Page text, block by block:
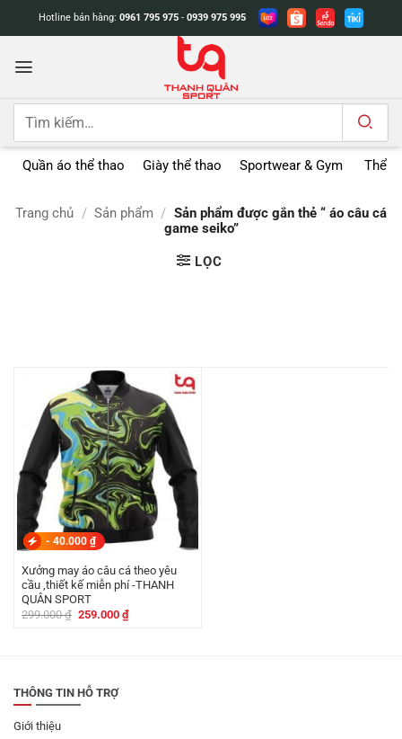
dung
Hotline bán hàng: 0961 795 975 - 0939 975 995
Tìm
Quần áo thể thao Giày thể thao Sportwear & Gym Thể
Trang chủ / Sản phẩm / Sản phẩm được gắn thẻ “ áo câu cá
game seiko”
LỌC
- 40.000 ₫
Xưởng may áo câu cá theo yêu
cầu ,thiết kế miễn phí -THANH
QUÂN SPORT
299.000₫ Giá
259.000 ₫Giá
hiện
THÔNG TIN HỖ TRỢ
Giới thiệu